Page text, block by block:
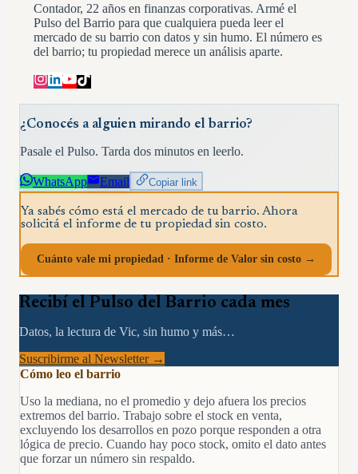
Contador, 22 años en finanzas corporativas. Armé el
Pulso del Barrio para que cualquiera pueda leer el
mercado de su barrio con datos y sin humo. El número es
del barrio; tu propiedad merece un análisis aparte.
¿Conocés a alguien mirando el barrio?
Pasale el Pulso. Tarda dos minutos en leerlo.
WhatsApp Email Copiar link
Ya sabés cómo está el mercado de tu barrio. Ahora
solicitá el informe de tu propiedad sin costo.
Cuánto vale mi propiedad · Informe de Valor sin costo →
Recibí el Pulso del Barrio cada mes
Datos, la lectura de Vic, sin humo y más…
Suscribirme al Newsletter →
Cómo leo el barrio
Uso la mediana, no el promedio y dejo afuera los precios
extremos del barrio. Trabajo sobre el stock en venta,
excluyendo los desarrollos en pozo porque responden a otra
lógica de precio. Cuando hay poco stock, omito el dato antes
que forzar un número sin respaldo.